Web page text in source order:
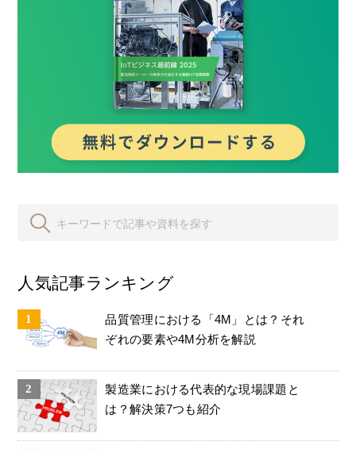
人気記事ランキング
品質管理における「4M」とは？それ
ぞれの要素や4M分析を解説
製造業における代表的な現場課題と
は？解決策7つも紹介